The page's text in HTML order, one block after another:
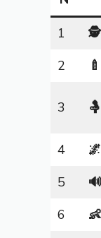
1
🕵️
2
3
4
5
6